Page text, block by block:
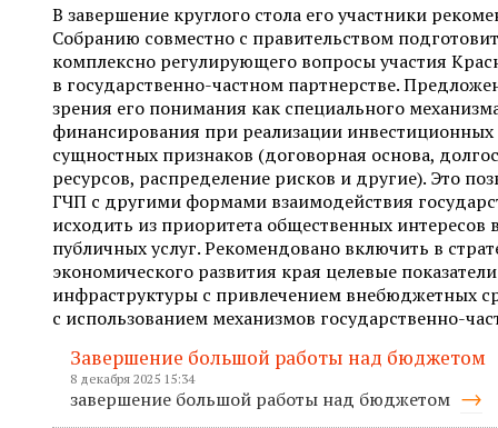
В завершение круглого стола его участники
Собранию совместно с правительством
комплексно регулирующего вопросы участия
в государственно-частном партнерстве.
зрения его понимания как специального
финансирования при реализации инвестиционных
сущностных признаков (договорная основа,
ресурсов, распределение рисков и другие). Это
ГЧП с другими формами взаимодействия
исходить из приоритета общественных интересов
публичных услуг. Рекомендовано включить в
экономического развития края целевые
инфраструктуры с привлечением внебюджетных
с использованием механизмов государственно-
Завершение большой работы над бюджетом
8 декабря 2025 15:34
завершение большой работы над бюджетом